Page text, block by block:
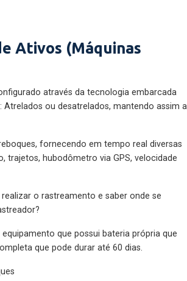
Ativos (Máquinas
através da tecnologia embarcada
ou desatrelados, mantendo assim a
fornecendo em tempo real diversas
hubodômetro via GPS, velocidade
o rastreamento e saber onde se
que possui bateria própria que
que pode durar até 60 dias.